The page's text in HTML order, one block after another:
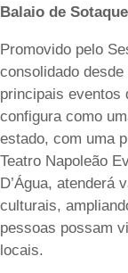
Balaio de
Promovido pelo
consolidado
principais eventos
configura como
estado, com uma
Teatro Napoleão
D’Água, atenderá
culturais,
pessoas possam
locais.